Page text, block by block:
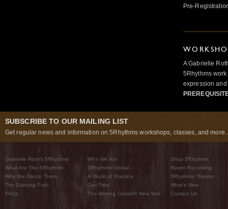
Pre-
A Gabrielle
5Rhythms
expression
SUBSCRIBE TO OUR MAILING LIST
Get regular news and information on 5Rhythms workshops, classes, and
Gabrielle Roth’s 5Rhythms
What Are The 5Rhythms
Why We Dance Them
The Dancing Path
FAQs
Who We Are
5Rhythms Global
A World of Practice
Our Tribe
The Moving Center® New York
Shop 5Rhythms
Raven Recording
5Rhythms Theater
What’s New
Contact Us